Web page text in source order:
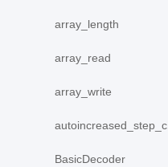
array_length
array_read
array_write
autoincreased_step_counter
BasicDecoder